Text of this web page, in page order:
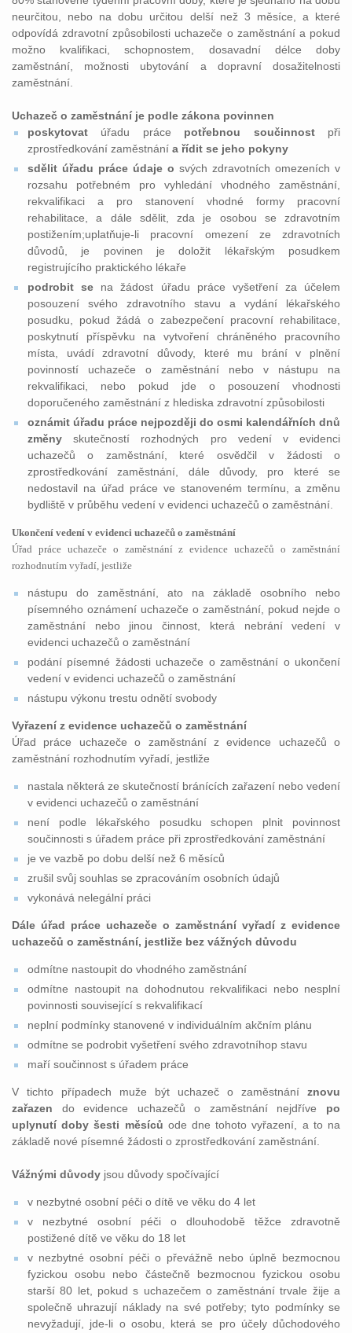
neurčitou, nebo na dobu určitou delší než 3 měsíce, a které
odpovídá zdravotní způsobilosti uchazeče o zaměstnání a pokud
možno kvalifikaci, schopnostem, dosavadní délce doby
zaměstnání, možnosti ubytování a dopravní dosažitelnosti
zaměstnání.
Uchazeč o zaměstnání je podle zákona povinnen
poskytovat úřadu práce potřebnou součinnostpři
zprostředkování zaměstnání a řídit se jeho pokyny
sdělit úřadu práce údaje o svých zdravotních omezeních v
rozsahu potřebném pro vyhledání vhodného zaměstnání,
rekvalifikaci a pro stanovení vhodné formy pracovní
rehabilitace, a dále sdělit, zda je osobou se zdravotním
postižením;uplatňuje-li pracovní omezení ze zdravotních
důvodů, je povinen je doložit lékařským posudkem
registrujícího praktického lékaře
podrobit se na žádost úřadu práce vyšetření za účelem
posouzení svého zdravotního stavu a vydání lékařského
posudku, pokud žádá o zabezpečení pracovní rehabilitace,
poskytnutí příspěvku na vytvoření chráněného pracovního
místa, uvádí zdravotní důvody, které mu brání v plnění
povinností uchazeče o zaměstnání nebo v nástupu na
rekvalifikaci, nebo pokud jde o posouzení vhodnosti
doporučeného zaměstnání z hlediska zdravotní způsobilosti
oznámit úřadu práce nejpozději do osmi kalendářních dnů
změny skutečností rozhodných pro vedení v evidenci
uchazečů o zaměstnání, které osvědčil v žádosti o
zprostředkování zaměstnání, dále důvody, pro které se
nedostavil na úřad práce ve stanoveném termínu, a změnu
bydliště v průběhu vedení v evidenci uchazečů o zaměstnání.
Ukončení vedení v evidenci uchazečů o zaměstnání
Úřad práce uchazeče o zaměstnání z evidence uchazečů o zaměstnání
rozhodnutím vyřadí, jestliže
nástupu do zaměstnání, ato na základě osobního nebo
písemného oznámení uchazeče o zaměstnání, pokud nejde o
zaměstnání nebo jinou činnost, která nebrání vedení v
evidenci uchazečů o zaměstnání
podání písemné žádosti uchazeče o zaměstnání o ukončení
vedení v evidenci uchazečů o zaměstnání
nástupu výkonu trestu odnětí svobody
Vyřazení z evidence uchazečů o zaměstnání
Úřad práce uchazeče o zaměstnání z evidence uchazečů o
zaměstnání rozhodnutím vyřadí, jestliže
nastala některá ze skutečností bránících zařazení nebo vedení
v evidenci uchazečů o zaměstnání
není podle lékařského posudku schopen plnit povinnost
součinnosti s úřadem práce při zprostředkování zaměstnání
je ve vazbě po dobu delší než 6 měsíců
zrušil svůj souhlas se zpracováním osobních údajů
vykonává nelegální práci
Dále úřad práce uchazeče o zaměstnání vyřadí z evidence
uchazečů o zaměstnání, jestliže bez vážných důvodu
odmítne nastoupit do vhodného zaměstnání
odmítne nastoupit na dohodnutou rekvalifikaci nebo nesplní
povinnosti související s rekvalifikací
neplní podmínky stanovené v individuálním akčním plánu
odmítne se podrobit vyšetření svého zdravotníhop stavu
maří součinnost s úřadem práce
V tichto případech muže být uchazeč o zaměstnání znovu
zařazen do evidence uchazečů o zaměstnání nejdříve po
uplynutí doby šesti měsíců ode dne tohoto vyřazení, a to na
základě nové písemné žádosti o zprostředkování zaměstnání.
Vážnými důvody jsou důvody spočívající
v nezbytné osobní péči o dítě ve věku do 4 let
v nezbytné osobní péči o dlouhodobě těžce zdravotně
postižené dítě ve věku do 18 let
v nezbytné osobní péči o převážně nebo úplně bezmocnou
fyzickou osobu nebo částečně bezmocnou fyzickou osobu
starší 80 let, pokud s uchazečem o zaměstnání trvale žije a
společně uhrazují náklady na své potřeby; tyto podmínky se
nevyžadují, jde-li o osobu, která se pro účely důchodového